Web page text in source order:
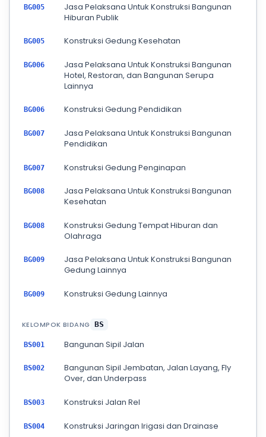
BG005
Jasa Pelaksana Untuk Konstruksi Bangunan
Hiburan Publik
BG005 Konstruksi Gedung Kesehatan
BG006
Jasa Pelaksana Untuk Konstruksi Bangunan
Hotel, Restoran, dan Bangunan Serupa
Lainnya
BG006 Konstruksi Gedung Pendidikan
BG007
Jasa Pelaksana Untuk Konstruksi Bangunan
Pendidikan
BG007 Konstruksi Gedung Penginapan
BG008
Jasa Pelaksana Untuk Konstruksi Bangunan
Kesehatan
BG008
Konstruksi Gedung Tempat Hiburan dan
Olahraga
BG009
Jasa Pelaksana Untuk Konstruksi Bangunan
Gedung Lainnya
BG009 Konstruksi Gedung Lainnya
KELOMPOK BIDANG BS
BS001 Bangunan Sipil Jalan
BS002
Bangunan Sipil Jembatan, Jalan Layang, Fly
Over, dan Underpass
BS003 Konstruksi Jalan Rel
BS004 Konstruksi Jaringan Irigasi dan Drainase